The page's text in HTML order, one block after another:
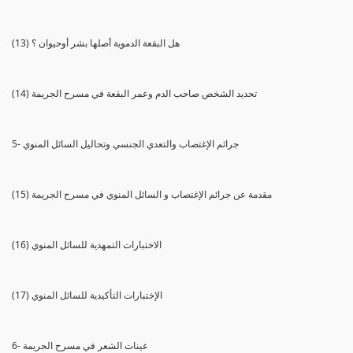
(13) هل البقعة الدموية أصلها بشر أوحيوان ؟
(14) تحديد الشخص صاحب الدم وعمر البقعة في مسرح الجريمة
5- جرائم الإغتصاب والتعدي الجنسي وتحاليل السائل المنوي
(15) مقدمة عن جرائم الإغتصاب و السائل المنوي في مسرح الجريمة
(16) الاختبارات التمهدية للسائل المنوي
(17) الإختبارات التأكيدية للسائل المنوي
6- عينات الشعر في مسرح الجريمة